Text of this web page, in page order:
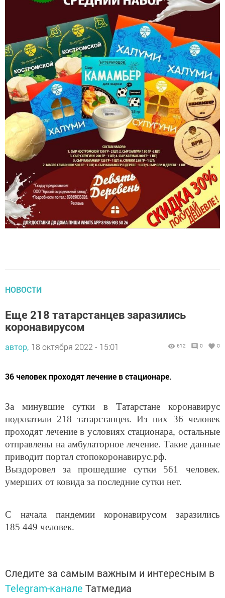
НОВОСТИ
Еще 218 татарстанцев заразились
коронавирусом
автор, 18 октября 2022 - 15:01 612 0 0
36 человек проходят лечение в стационаре.
За минувшие сутки в Татарстане коронавирус
подхватили 218 татарстанцев. Из них 36 человек
проходят лечение в условиях стационара, остальные
отправлены на амбулаторное лечение. Такие данные
приводит портал стопокоронавирус.рф.
Выздоровел за прошедшие сутки 561 человек.
умерших от ковида за последние сутки нет.
С начала пандемии коронавирусом заразились
185 449 человек.
Следите за самым важным и интересным в
Telegram-канале Татмедиа